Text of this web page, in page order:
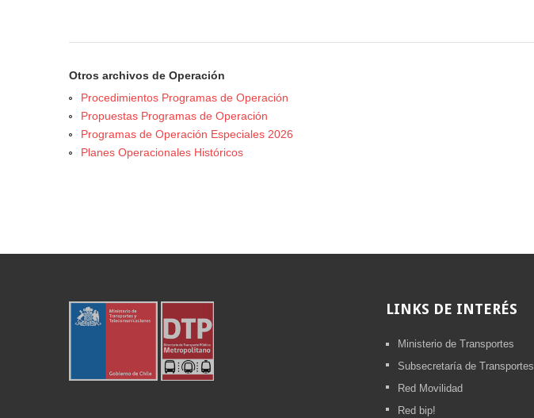
Otros archivos de Operación
Procedimientos Programas de Operación
Propuestas Programas de Operación
Programas de Operación Especiales 2026
Planes Operacionales Históricos
LINKS DE INTERÉS
Ministerio de Transportes
Subsecretaría de Transportes
Red Movilidad
Red bip!